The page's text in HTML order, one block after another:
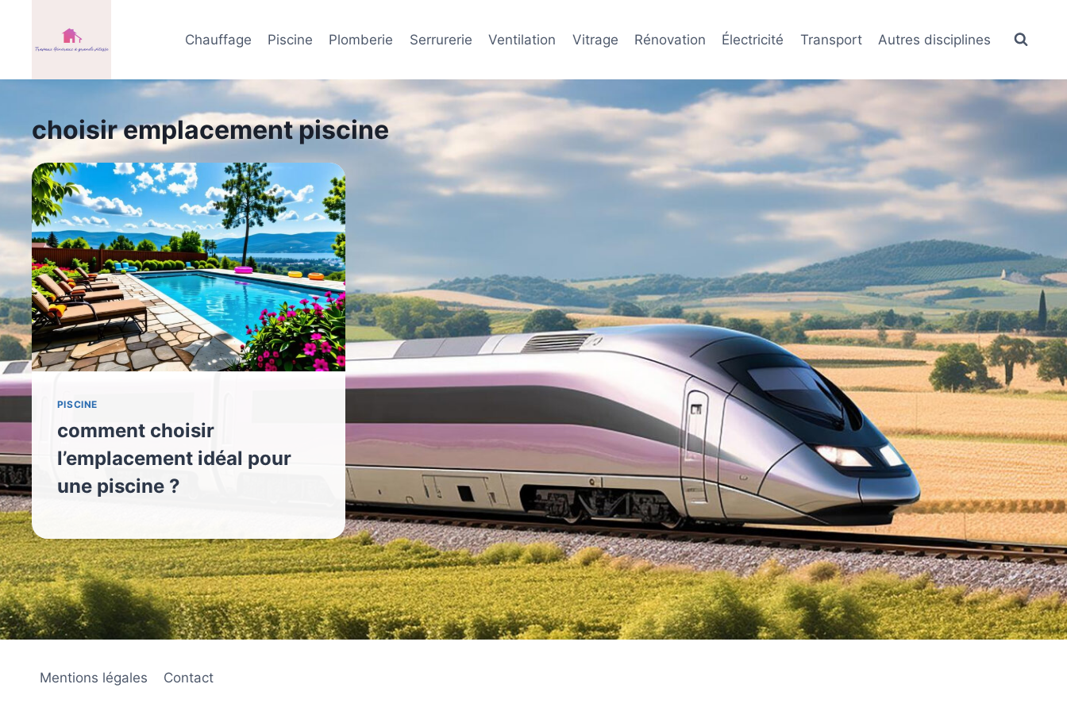
contenu
Chauffage Piscine Plomberie Serrurerie Ventilation Vitrage Rénovation Électricité Transport Autres disciplines
choisir emplacement piscine
PISCINE
comment choisir
l’emplacement idéal pour
une piscine ?
Mentions légales Contact